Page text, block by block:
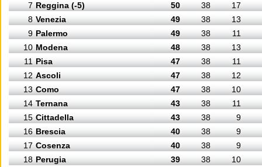
7 Reggina (-5) 50 38
17
8 Venezia 49 38
13
9 Palermo 49 38
11
10 Modena 48 38
13
11 Pisa 47 38
11
12 Ascoli 47 38
12
13 Como 47 38
10
14 Ternana 43 38
11
15 Cittadella 43 38
9
16 Brescia 40 38
9
17 Cosenza 40 38
9
18 Perugia 39 38
10